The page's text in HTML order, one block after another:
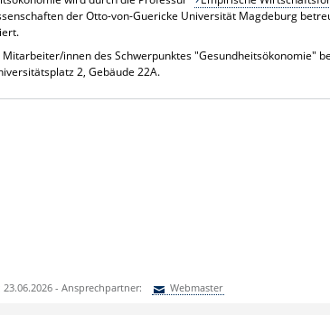
der Otto-von-Guericke Universität Magdeburg
innen des Schwerpunktes "Gesundheitsökonomie"
2, Gebäude 22A.
- Ansprechpartner: Webmaster